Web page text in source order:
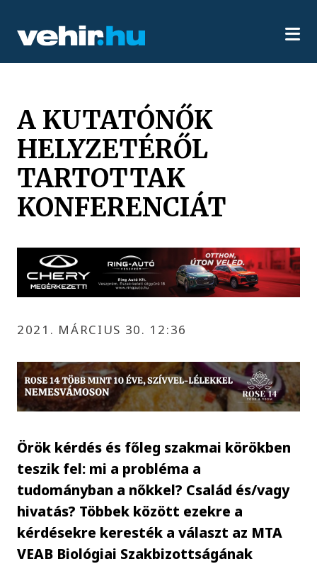
A KUTATÓNŐK
HELYZETÉRŐL
TARTOTTAK
KONFERENCIÁT
2021. MÁRCIUS 30. 12:36
Örök kérdés és főleg szakmai körökben
teszik fel: mi a probléma a
tudományban a nőkkel? Család és/vagy
hivatás? Többek között ezekre a
kérdésekre keresték a választ az MTA
VEAB Biológiai Szakbizottságának